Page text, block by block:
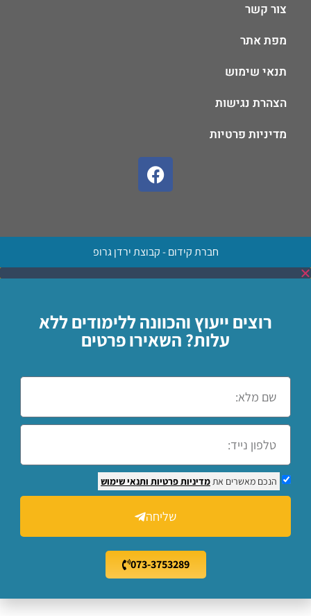
צור קשר
מפת אתר
תנאי שימוש
הצהרת נגישות
מדיניות פרטיות
חברת קידום - קבוצת ירדן גרופ
רוצים ייעוץ והכוונה ללימודים ללא
עלות? השאירו פרטים
הנכם מאשרים אתמדיניות פרטיות ותנאי שימוש
שליחה
073-3753289